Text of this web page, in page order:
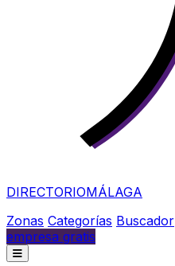
DIRECTORIOMÁLAGA
Zonas Categorías Buscador
empresa gratis